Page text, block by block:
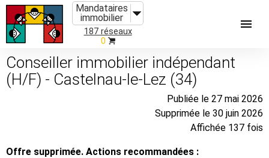
Mandataires
immobilier
187 réseaux
0
Conseiller immobilier indépendant
(H/F) - Castelnau-le-Lez (34)
Publiée le 27 mai 2026
Supprimée le 30 juin 2026
Affichée 137 fois
Offre supprimée. Actions recommandées :